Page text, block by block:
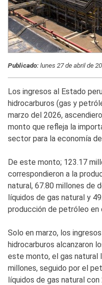
Publicado:lunes 27 de abril de
Los ingresos al Estado
hidrocarburos (gas y
marzo del 2026,
monto que refleja la
sector para la economía
De este monto; 123.17
correspondieron a la
natural, 67.80 millones de
líquidos de gas natural y
producción de petróleo en
Solo en marzo, los
hidrocarburos alcanzaron
este monto, el gas natural
millones, seguido por el
líquidos de gas natural con